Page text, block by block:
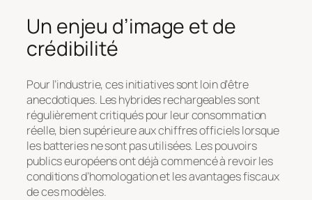
Un enjeu d’image et de
crédibilité
Pour l’industrie, ces initiatives sont loin d’être
anecdotiques. Les hybrides rechargeables sont
régulièrement critiqués pour leur consommation
réelle, bien supérieure aux chiffres officiels lorsque
les batteries ne sont pas utilisées. Les pouvoirs
publics européens ont déjà commencé à revoir les
conditions d’homologation et les avantages fiscaux
de ces modèles.